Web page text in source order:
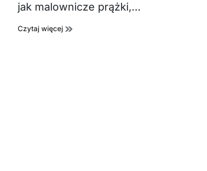
jak malownicze prążki,…
Czytaj więcej